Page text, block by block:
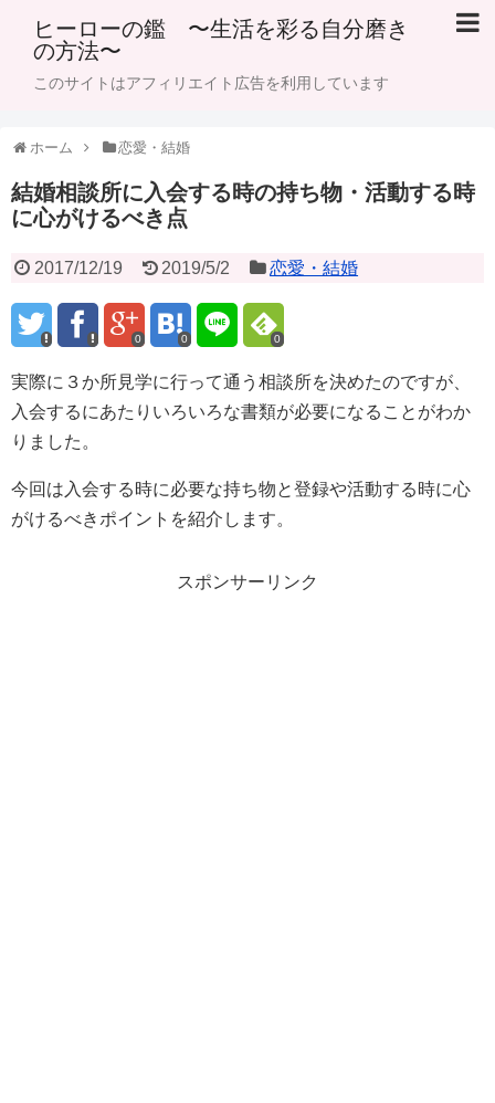
ヒーローの鑑 〜生活を彩る自分磨き
の方法〜
このサイトはアフィリエイト広告を利用しています
ホーム 恋愛・結婚
結婚相談所に入会する時の持ち物・活動する時
に心がけるべき点
2017/12/19 2019/5/2 恋愛・結婚
0 0 0
実際に３か所見学に行って通う相談所を決めたのですが、
入会するにあたりいろいろな書類が必要になることがわか
りました。
今回は入会する時に必要な持ち物と登録や活動する時に心
がけるべきポイントを紹介します。
スポンサーリンク